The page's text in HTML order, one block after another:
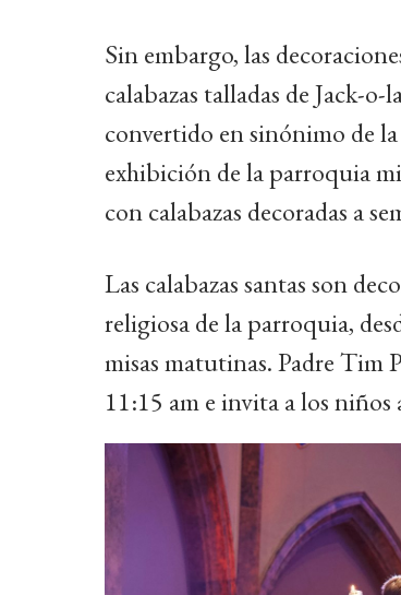
Sin embargo, las
calabazas talladas de Jack-
convertido en sinónimo de
exhibición de la parroquia
con calabazas decoradas a
Las calabazas santas son
religiosa de la parroquia,
misas matutinas. Padre Tim
11:15 am e invita a los